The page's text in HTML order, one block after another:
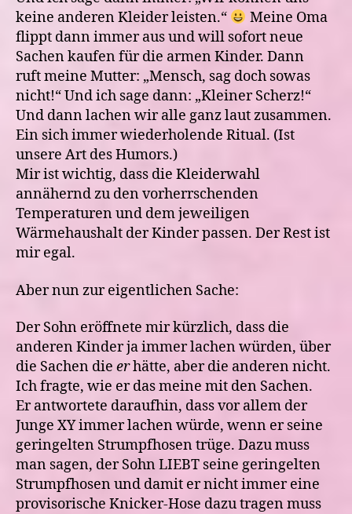
keine anderen Kleider leisten.“
Meine Oma
flippt dann immer aus und will sofort neue
Sachen kaufen für die armen Kinder. Dann
ruft meine Mutter: „Mensch, sag doch sowas
nicht!“ Und ich sage dann: „Kleiner Scherz!“
Und dann lachen wir alle ganz laut zusammen.
Ein sich immer wiederholende Ritual. (Ist
unsere Art des Humors.)
Mir ist wichtig, dass die Kleiderwahl
annähernd zu den vorherrschenden
Temperaturen und dem jeweiligen
Wärmehaushalt der Kinder passen. Der Rest ist
mir egal.
Aber nun zur eigentlichen Sache:
Der Sohn eröffnete mir kürzlich, dass die
anderen Kinder ja immer lachen würden, über
die Sachen die erhätte, aber die anderen nicht.
Ich fragte, wie er das meine mit den Sachen.
Er antwortete daraufhin, dass vor allem der
Junge XY immer lachen würde, wenn er seine
geringelten Strumpfhosen trüge. Dazu muss
man sagen, der Sohn LIEBT seine geringelten
Strumpfhosen und damit er nicht immer eine
provisorische Knicker-Hose dazu tragen muss